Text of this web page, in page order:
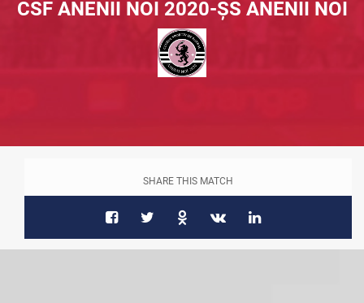
CSF ANENII NOI 2020-ȘS ANENII NOI
SHARE THIS MATCH